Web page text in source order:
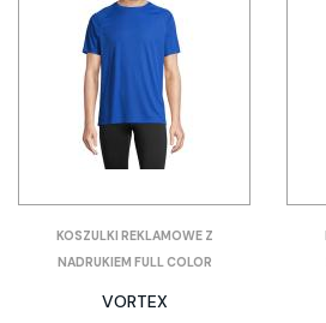
KOSZULKI REKLAMOWE Z
NADRUKIEM FULL COLOR
VORTEX